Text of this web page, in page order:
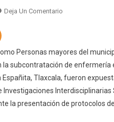
Deja Un Comentario
CIISDER-
UATx
Atienden
Problemáticas
Personas mayores del
subcontratación de
Españita, Tlaxcala, fueron
Investigaciones
la presentación de protocolos